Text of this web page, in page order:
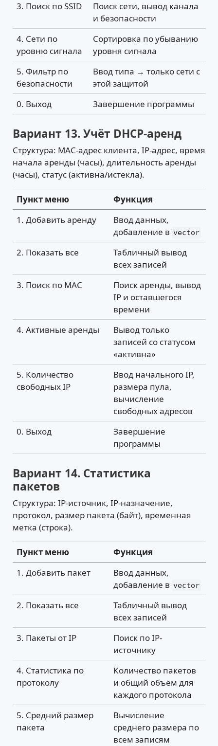
3. Поиск по SSID
Поиск сети, вывод канала
и безопасности
4. Сети по
уровню сигнала
Сортировка по убыванию
уровня сигнала
5. Фильтр по
безопасности
Ввод типа → только сети с
этой защитой
0. Выход
Завершение программы
Вариант 13. Учёт DHCP-аренд
Структура: MAC-адрес клиента, IP-адрес, время
начала аренды (часы), длительность аренды
(часы), статус (активна/истекла).
Пункт меню
Функция
1. Добавить аренду
Ввод данных,
добавление в vector
2. Показать все
Табличный вывод
всех записей
3. Поиск по MAC
Поиск аренды, вывод
IP и оставшегося
времени
4. Активные аренды
Вывод только
записей со статусом
«активна»
5. Количество
свободных IP
Ввод начального IP,
размера пула,
вычисление
свободных адресов
0. Выход
Завершение
программы
Вариант 14. Статистика
пакетов
Структура: IP-источник, IP-назначение,
протокол, размер пакета (байт), временная
метка (строка).
Пункт меню
Функция
1. Добавить пакет
Ввод данных,
добавление в vector
2. Показать все
Табличный вывод
всех записей
3. Пакеты от IP
Поиск по IP-
источнику
4. Статистика по
протоколу
Количество пакетов
и общий объём для
каждого протокола
5. Средний размер
пакета
Вычисление
среднего размера по
всем записям